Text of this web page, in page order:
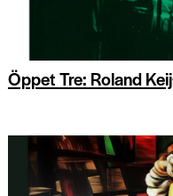
Öppet Tre: Roland